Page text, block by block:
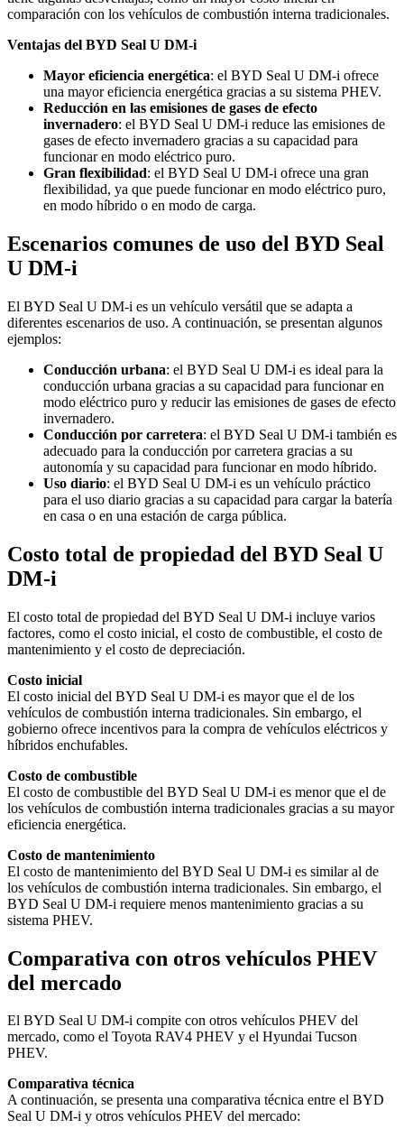
comparación con los vehículos de combustión interna tradicionales.
Ventajas del BYD Seal U DM-i
Mayor eficiencia energética: el BYD Seal U DM-i ofrece
una mayor eficiencia energética gracias a su sistema PHEV.
Reducción en las emisiones de gases de efecto
invernadero: el BYD Seal U DM-i reduce las emisiones de
gases de efecto invernadero gracias a su capacidad para
funcionar en modo eléctrico puro.
Gran flexibilidad: el BYD Seal U DM-i ofrece una gran
flexibilidad, ya que puede funcionar en modo eléctrico puro,
en modo híbrido o en modo de carga.
Escenarios comunes de uso del BYD Seal
U DM-i
El BYD Seal U DM-i es un vehículo versátil que se adapta a
diferentes escenarios de uso. A continuación, se presentan algunos
ejemplos:
Conducción urbana: el BYD Seal U DM-i es ideal para la
conducción urbana gracias a su capacidad para funcionar en
modo eléctrico puro y reducir las emisiones de gases de efecto
invernadero.
Conducción por carretera: el BYD Seal U DM-i también es
adecuado para la conducción por carretera gracias a su
autonomía y su capacidad para funcionar en modo híbrido.
Uso diario: el BYD Seal U DM-i es un vehículo práctico
para el uso diario gracias a su capacidad para cargar la batería
en casa o en una estación de carga pública.
Costo total de propiedad del BYD Seal U
DM-i
El costo total de propiedad del BYD Seal U DM-i incluye varios
factores, como el costo inicial, el costo de combustible, el costo de
mantenimiento y el costo de depreciación.
Costo inicial
El costo inicial del BYD Seal U DM-i es mayor que el de los
vehículos de combustión interna tradicionales. Sin embargo, el
gobierno ofrece incentivos para la compra de vehículos eléctricos y
híbridos enchufables.
Costo de combustible
El costo de combustible del BYD Seal U DM-i es menor que el de
los vehículos de combustión interna tradicionales gracias a su mayor
eficiencia energética.
Costo de mantenimiento
El costo de mantenimiento del BYD Seal U DM-i es similar al de
los vehículos de combustión interna tradicionales. Sin embargo, el
BYD Seal U DM-i requiere menos mantenimiento gracias a su
sistema PHEV.
Comparativa con otros vehículos PHEV
del mercado
El BYD Seal U DM-i compite con otros vehículos PHEV del
mercado, como el Toyota RAV4 PHEV y el Hyundai Tucson
PHEV.
Comparativa técnica
A continuación, se presenta una comparativa técnica entre el BYD
Seal U DM-i y otros vehículos PHEV del mercado: